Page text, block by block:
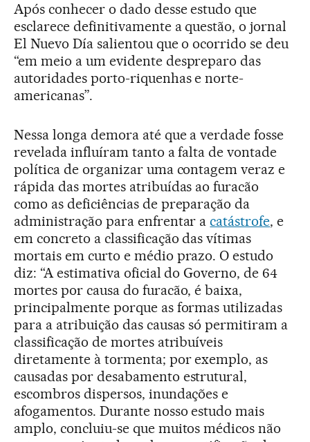
Após conhecer o dado desse estudo que
esclarece definitivamente a questão, o jornal
El Nuevo Día salientou que o ocorrido se deu
“em meio a um evidente despreparo das
autoridades porto-riquenhas e norte-
americanas”.
Nessa longa demora até que a verdade fosse
revelada influíram tanto a falta de vontade
política de organizar uma contagem veraz e
rápida das mortes atribuídas ao furacão
como as deficiências de preparação da
administração para enfrentar acatástrofe, e
em concreto a classificação das vítimas
mortais em curto e médio prazo. O estudo
diz: “A estimativa oficial do Governo, de 64
mortes por causa do furacão, é baixa,
principalmente porque as formas utilizadas
para a atribuição das causas só permitiram a
classificação de mortes atribuíveis
diretamente à tormenta; por exemplo, as
causadas por desabamento estrutural,
escombros dispersos, inundações e
afogamentos. Durante nosso estudo mais
amplo, concluiu-se que muitos médicos não